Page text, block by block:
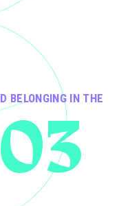
BELONGING IN THE